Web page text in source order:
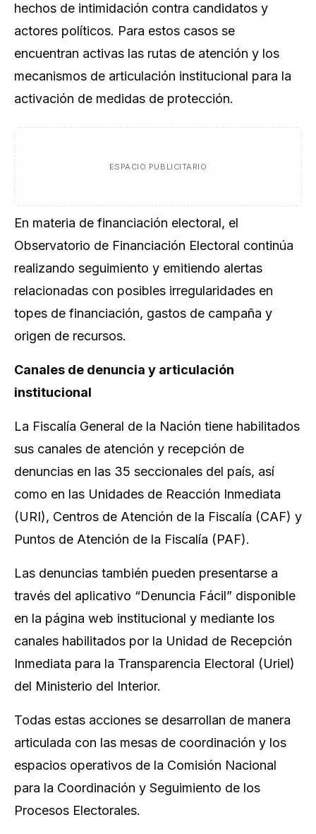
hechos de intimidación contra candidatos y
actores políticos. Para estos casos se
encuentran activas las rutas de atención y los
mecanismos de articulación institucional para la
activación de medidas de protección.
ESPACIO PUBLICITARIO
En materia de financiación electoral, el
Observatorio de Financiación Electoral continúa
realizando seguimiento y emitiendo alertas
relacionadas con posibles irregularidades en
topes de financiación, gastos de campaña y
origen de recursos.
Canales de denuncia y articulación
institucional
La Fiscalía General de la Nación tiene habilitados
sus canales de atención y recepción de
denuncias en las 35 seccionales del país, así
como en las Unidades de Reacción Inmediata
(URI), Centros de Atención de la Fiscalía (CAF) y
Puntos de Atención de la Fiscalía (PAF).
Las denuncias también pueden presentarse a
través del aplicativo “Denuncia Fácil” disponible
en la página web institucional y mediante los
canales habilitados por la Unidad de Recepción
Inmediata para la Transparencia Electoral (Uriel)
del Ministerio del Interior.
Todas estas acciones se desarrollan de manera
articulada con las mesas de coordinación y los
espacios operativos de la Comisión Nacional
para la Coordinación y Seguimiento de los
Procesos Electorales.